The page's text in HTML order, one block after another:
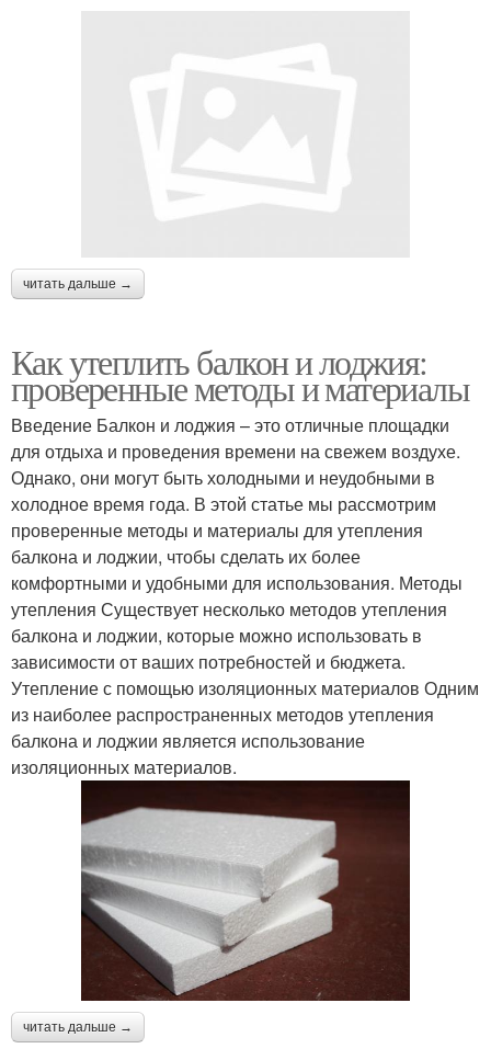
читать дальше →
Как утеплить балкон и лоджия:
проверенные методы и материалы
Введение Балкон и лоджия – это отличные площадки
для отдыха и проведения времени на свежем воздухе.
Однако, они могут быть холодными и неудобными в
холодное время года. В этой статье мы рассмотрим
проверенные методы и материалы для утепления
балкона и лоджии, чтобы сделать их более
комфортными и удобными для использования. Методы
утепления Существует несколько методов утепления
балкона и лоджии, которые можно использовать в
зависимости от ваших потребностей и бюджета.
Утепление с помощью изоляционных материалов Одним
из наиболее распространенных методов утепления
балкона и лоджии является использование
изоляционных материалов.
читать дальше →